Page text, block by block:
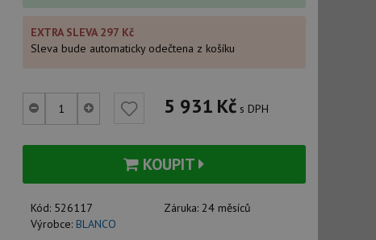
EXTRA SLEVA 297 Kč
Sleva bude automaticky odečtena z košíku
5 931 Kč s DPH
KOUPIT
Kód: 526117 Záruka:24 měsíců
Výrobce: BLANCO